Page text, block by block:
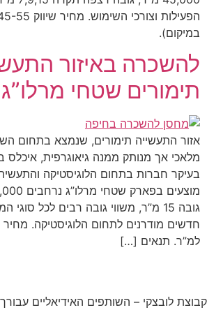
במיקום).
להשכרה באיזור
תימורים שטחי
אזור התעשייה תימורים, שנמצא בתחום
מלאכי אך מנותק ממנה גיאוגרפית, איכלס
בעיקר חברות בתחום הלוגיסטיקה
גובה 15 מ”ר, משווי גובה רבים לכל
למ”ר. תנאים […]
קבוצת לובצקי – השותפים האידיאליים